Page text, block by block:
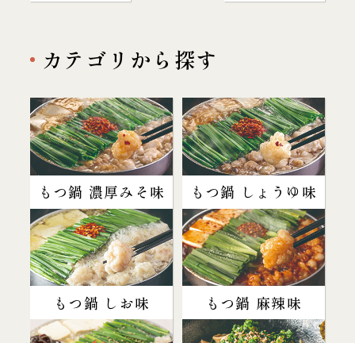
カテゴリから探す
もつ鍋 濃厚みそ味 もつ鍋 しょうゆ味
もつ鍋 しお味 もつ鍋 麻辣味